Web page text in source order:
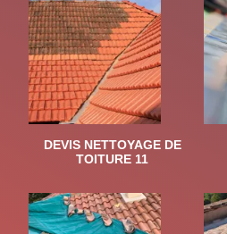
DEVIS NETTOYAGE DE
TOITURE 11